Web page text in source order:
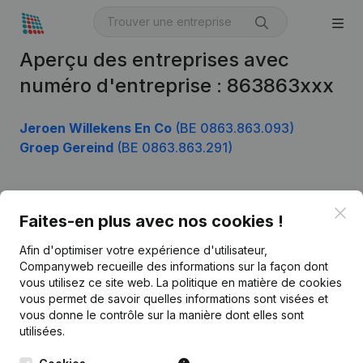
Aperçu des entreprises avec
numéro d'entreprise : 863863xxx
Jeroen Willekens En Co (BE 0863.863.093)
Groep Gereind (BE 0863.863.291)
Faites-en plus avec nos cookies !
Afin d'optimiser votre expérience d'utilisateur,
Companyweb recueille des informations sur la façon dont
vous utilisez ce site web. La politique en matière de cookies
vous permet de savoir quelles informations sont visées et
vous donne le contrôle sur la manière dont elles sont
utilisées.
Français
Kantorenpark Everest
248D,
Monitoring
Recherche internationale